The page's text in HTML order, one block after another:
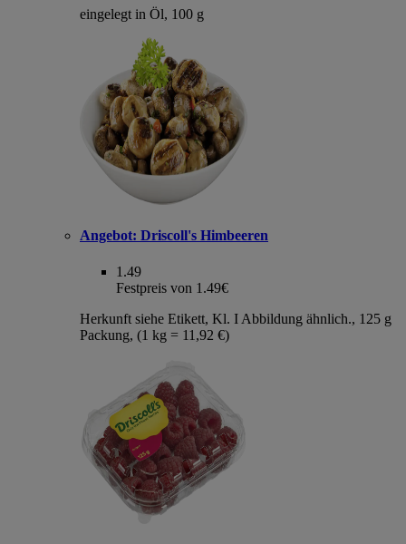
eingelegt in Öl, 100 g
Angebot: Driscoll's Himbeeren
1.49
Festpreis von 1.49€
Herkunft siehe Etikett, Kl. I Abbildung ähnlich., 125 g
Packung, (1 kg = 11,92 €)